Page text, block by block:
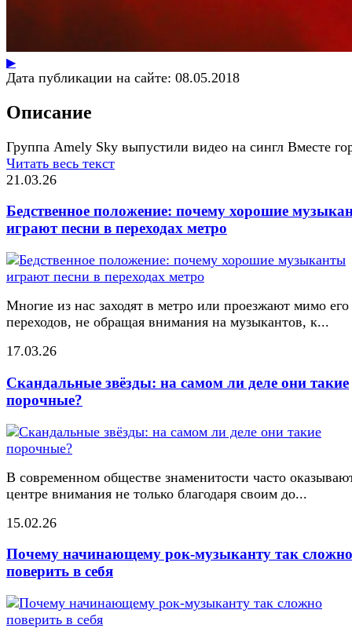
▶
Дата публикации на сайте: 08.05.2018
Описание
Группа Amely Sky выпустили видео на сингл Вместе
Читать весь текст
21.03.26
Бедственное положение: почему хорошие
играют песни в переходах метро
Многие из нас заходят в метро или проезжают мимо его
переходов, не обращая внимания на музыкантов, к...
17.03.26
Скандальные звёзды: на самом ли деле они такие
порочные?
В современном обществе знаменитости часто
центре внимания не только благодаря своим до...
15.02.26
Почему начинающему рок-музыканту так сложно
поверить в себя